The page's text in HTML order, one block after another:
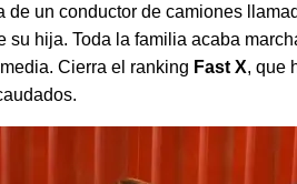
de un conductor de camiones
su hija. Toda la familia acaba
Cierra el ranking Fast X, que